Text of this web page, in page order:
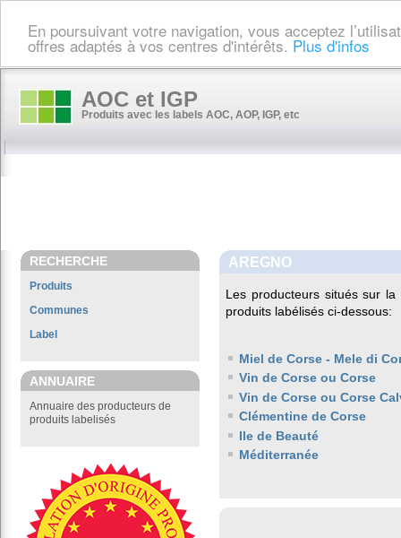
En poursuivant votre navigation, vous acceptez
offres adaptés à vos centres d'intérêts. Plus d'infos
AOC et IGP
Produits avec les labels AOC, AOP, IGP, etc
RECHERCHE
Produits
Communes
Label
ANNUAIRE
Annuaire des producteurs de
produits labelisés
AREGNO
Les producteurs situés sur
produits labélisés ci-dessous:
Miel de Corse - Mele di
Vin de Corse ou Corse
Vin de Corse ou Corse
Clémentine de Corse
Ile de Beauté
Méditerranée